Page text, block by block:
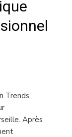
Trends
Après